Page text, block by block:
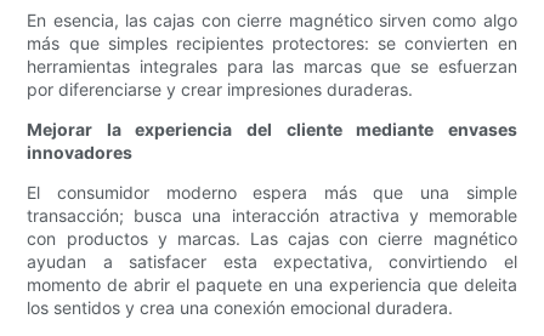
En esencia, las cajas con cierre magnético sirven como algo
más que simples recipientes protectores: se convierten en
herramientas integrales para las marcas que se esfuerzan
por diferenciarse y crear impresiones duraderas.
Mejorar la experiencia del cliente mediante envases
innovadores
El consumidor moderno espera más que una simple
transacción; busca una interacción atractiva y memorable
con productos y marcas. Las cajas con cierre magnético
ayudan a satisfacer esta expectativa, convirtiendo el
momento de abrir el paquete en una experiencia que deleita
los sentidos y crea una conexión emocional duradera.